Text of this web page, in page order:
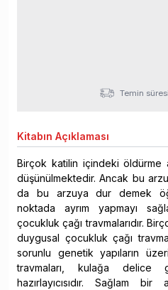
Temin
Kitabın Açıklaması
Birçok katilin içindeki öldürme
düşünülmektedir. Ancak bu
da bu arzuya dur demek
noktada ayrım yapmayı
çocukluk çağı travmalarıdır.
duygusal çocukluk çağı
sorunlu genetik yapıların
travmaları, kulağa delice
hazırlayıcısıdır. Sağlam bir